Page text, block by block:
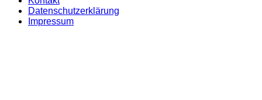
Datenschutzerklärung
Impressum